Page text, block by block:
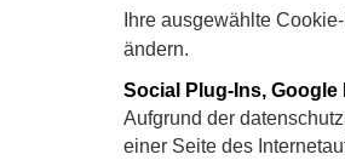
Ihre ausgewählte
ändern.
Social Plug-Ins,
Aufgrund der
einer Seite des